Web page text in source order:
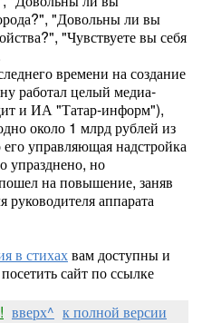
"Довольны ли вы
"Чувствуете вы себя
времени на создание
работал целый медиа-
и ИА "Татар-информ"),
около 1 млрд рублей из
управляющая надстройка
упразднено, но
на повышение, заняв
руководителя аппарата
в стихахвам доступны и
сайт по ссылке
вверх^ к полной версии